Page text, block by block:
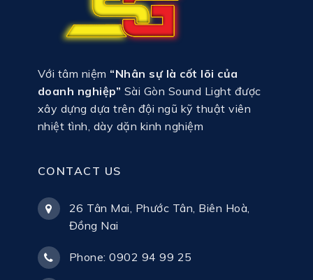
Với tâm niệm “Nhân sự là cốt lõi của
doanh nghiệp” Sài Gòn Sound Light được
xây dựng dựa trên đội ngũ kỹ thuật viên
nhiệt tình, dày dặn kinh nghiệm
CONTACT US
26 Tân Mai, Phước Tân, Biên Hoà,
Đồng Nai
Phone: 0902 94 99 25